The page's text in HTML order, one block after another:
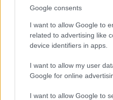
Google consents
I want to allow Google to
related to advertising like
device identifiers in apps.
I want to allow my user
Google for online
I want to allow Google to